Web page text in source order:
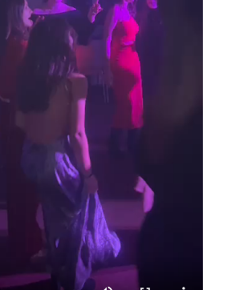
CFPPA
à dispositions
Educagri
d’absence
d’absence Personnel ATTE